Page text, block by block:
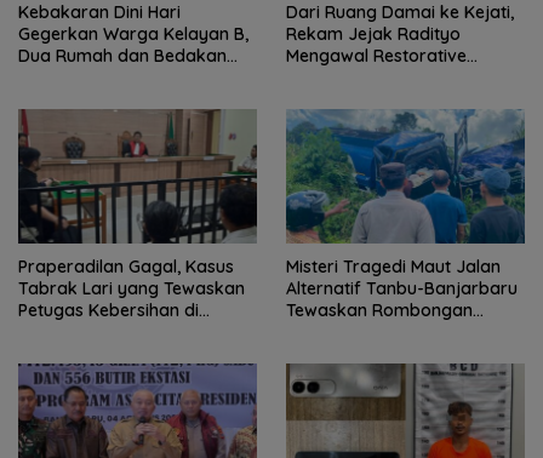
Kebakaran Dini Hari
Gegerkan Warga Kelayan B,
Dua Rumah dan Bedakan
Dari Ruang Damai ke Kejati,
Rekam Jejak Radityo
Mengawal Restorative
Praperadilan Gagal, Kasus
Tabrak Lari yang Tewaskan
Petugas Kebersihan di
Misteri Tragedi Maut Jalan
Alternatif Tanbu-Banjarbaru
Tewaskan Rombongan